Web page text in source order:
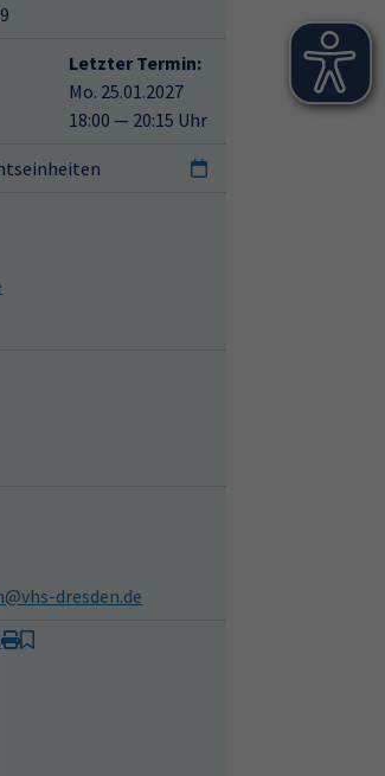
Letzter Termin:
Mo. 25.01.2027
18:00 — 20:15 Uhr
dresden.de